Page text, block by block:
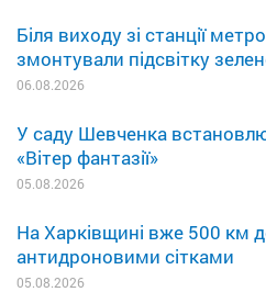
Біля виходу зі станції
змонтували підсвітку
06.08.2026
У саду Шевченка
«Вітер фантазії»
05.08.2026
На Харківщині вже 500 км
антидроновими сітками
05.08.2026